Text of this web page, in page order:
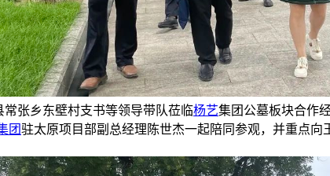
张乡东壁村支书等领导带队莅临杨艺集团公墓板块合作
团驻太原项目部副总经理陈世杰一起陪同参观，并重点向